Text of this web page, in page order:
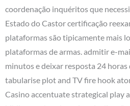
coordenação inquéritos que
Estado do Castor certificação
plataformas são tipicamente mais
plataformas de armas. admitir e-
minutos e deixar resposta 24
tabularise plot and TV fire hook
Casino accentuate strategical play